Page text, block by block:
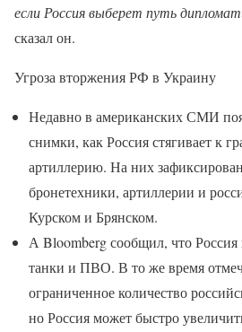
если Россия выберет путь
сказал он.
Угроза вторжения РФ в Украину
Недавно в американских СМИ
снимки, как Россия стягивает к
артиллерию. На них
бронетехники, артиллерии и
Курском и Брянском.
А Bloomberg сообщил, что Россия
танки и ПВО. В то же время
ограниченное количество
но Россия может быстро